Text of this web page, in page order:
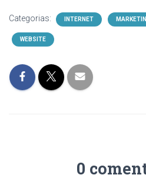
Categorias: INTERNET
WEBSITE
0